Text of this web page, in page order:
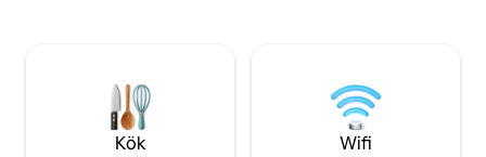
par minuter. Det perfekta är att ha en bil
för att få tillgång till fastigheten. Jag kan
värva förare.
bilresa till
Ipanema
Kök Wifi